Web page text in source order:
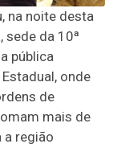
na noite desta
sede da 10ª
pública
onde
de
mais de
a região